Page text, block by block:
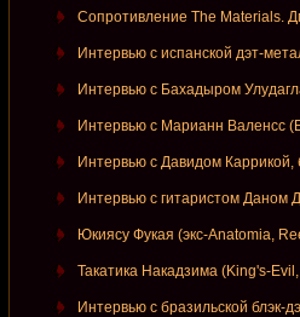
Сопротивление The Materials.
Интервью с испанской дэт-
Интервью с Бахадыром
Интервью с Марианн Валенсс
Интервью с Давидом
Интервью с гитаристом Даном
Юкиясу Фукая (экс-Anatomia,
Такатика Накадзима (King's-
Интервью с бразильской блэк-